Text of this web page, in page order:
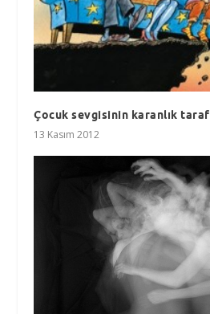
Çocuk sevgisinin karanlık
13 Kasım 2012